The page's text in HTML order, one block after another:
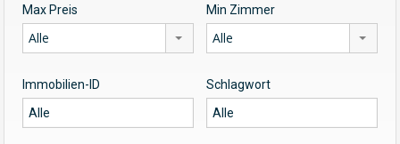
Max Preis
Alle
Min Zimmer
Alle
Immobilien-ID Schlagwort